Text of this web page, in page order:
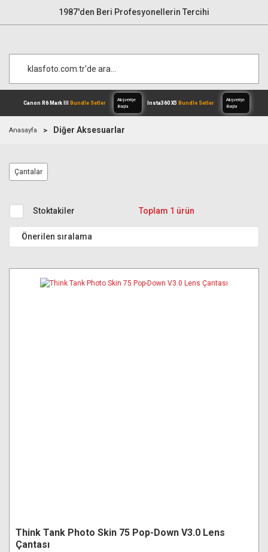
1987'den Beri Profesyonellerin Tercihi
Canon R6 Mark III
Anasayfa Diğer Aksesuarlar
Çantalar
Stoktakiler Toplam 1 ürün
Think Tank Photo Skin 75 Pop-Down V3.0 Lens
Çantası